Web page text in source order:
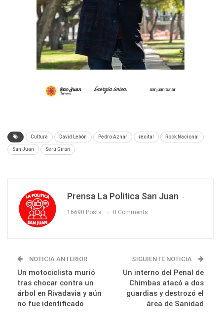
Cultura David Lebón Pedro Aznar recital Rock Nacional
San Juan Serú Girán
Prensa La Politica San Juan
16690 Posts 0 Comments
NOTICIA ANTERIOR
Un motociclista murió
tras chocar contra un
árbol en Rivadavia y aún
no fue identificado
SIGUIENTE NOTICIA
Un interno del Penal de
Chimbas atacó a dos
guardias y destrozó el
área de Sanidad